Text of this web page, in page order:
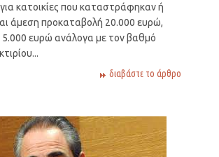
κατοικίες που καταστράφηκαν ή
άμεση προκαταβολή 20.000 ευρώ,
ευρώ ανάλογα με τον βαθμό
διαβάστε το άρθρο